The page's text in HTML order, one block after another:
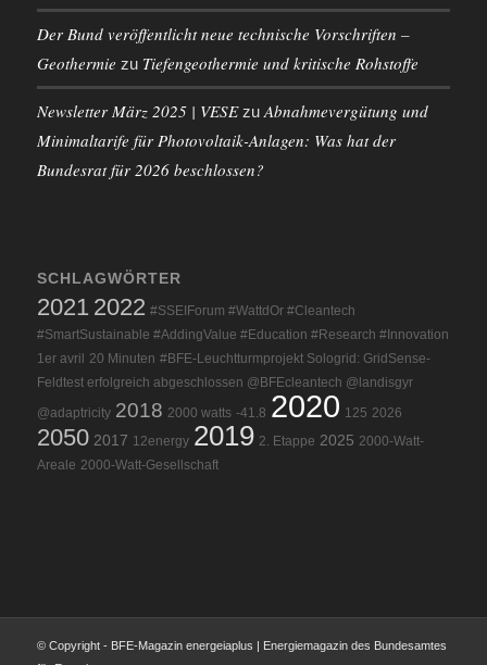
Der Bund veröffentlicht neue technische Vorschriften –
Geothermie zu Tiefengeothermie und kritische Rohstoffe
Newsletter März 2025 | VESEzu Abnahmevergütung und
Minimaltarife für Photovoltaik-Anlagen: Was hat der
Bundesrat für 2026 beschlossen?
SCHLAGWÖRTER
2021 2022 #SSEIForum #WattdOr #Cleantech
#SmartSustainable #AddingValue #Education #Research #Innovation
1er avril 20 Minuten #BFE-Leuchtturmprojekt Sologrid: GridSense-
Feldtest erfolgreich abgeschlossen @BFEcleantech @landisgyr
@adaptricity 2018 2000 watts -41.8 2020 125 2026
2050 2017 12energy 2019 2. Etappe 2025 2000-Watt-
Areale 2000-Watt-Gesellschaft
© Copyright - BFE-Magazin energeiaplus | Energiemagazin des Bundesamtes